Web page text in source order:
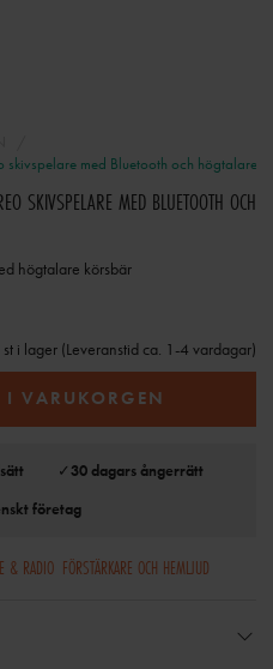
med Bluetooth och högtalare -
SKIVSPELARE MED BLUETOOTH OCH
högtalare körsbär
st i lager (Leveranstid ca. 1-4 vardagar)
I VARUKORGEN
✓30 dagars ångerrätt
företag
& RADIO FÖRSTÄRKARE OCH HEMLJUD